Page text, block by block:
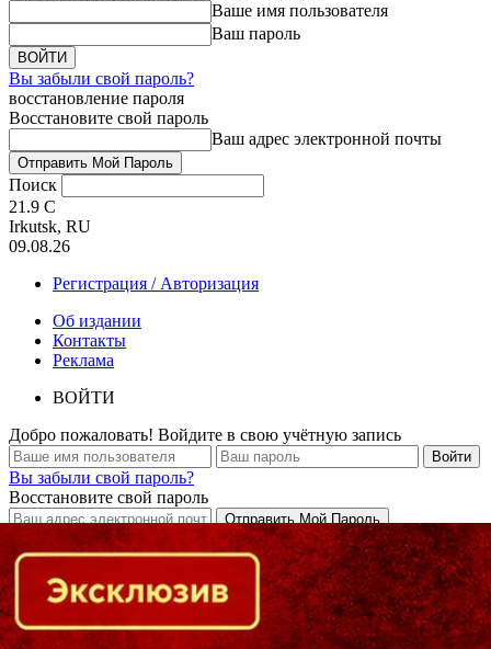
Ваше имя пользователя
Ваш пароль
Вы забыли свой пароль?
восстановление пароля
Восстановите свой пароль
Ваш адрес электронной почты
Поиск
21.9 C
Irkutsk, RU
09.08.26
Регистрация / Авторизация
Об издании
Контакты
Реклама
ВОЙТИ
Добро пожаловать! Войдите в свою учётную запись
Вы забыли свой пароль?
Восстановите свой пароль
Кто есть кто в Байкальском регионе